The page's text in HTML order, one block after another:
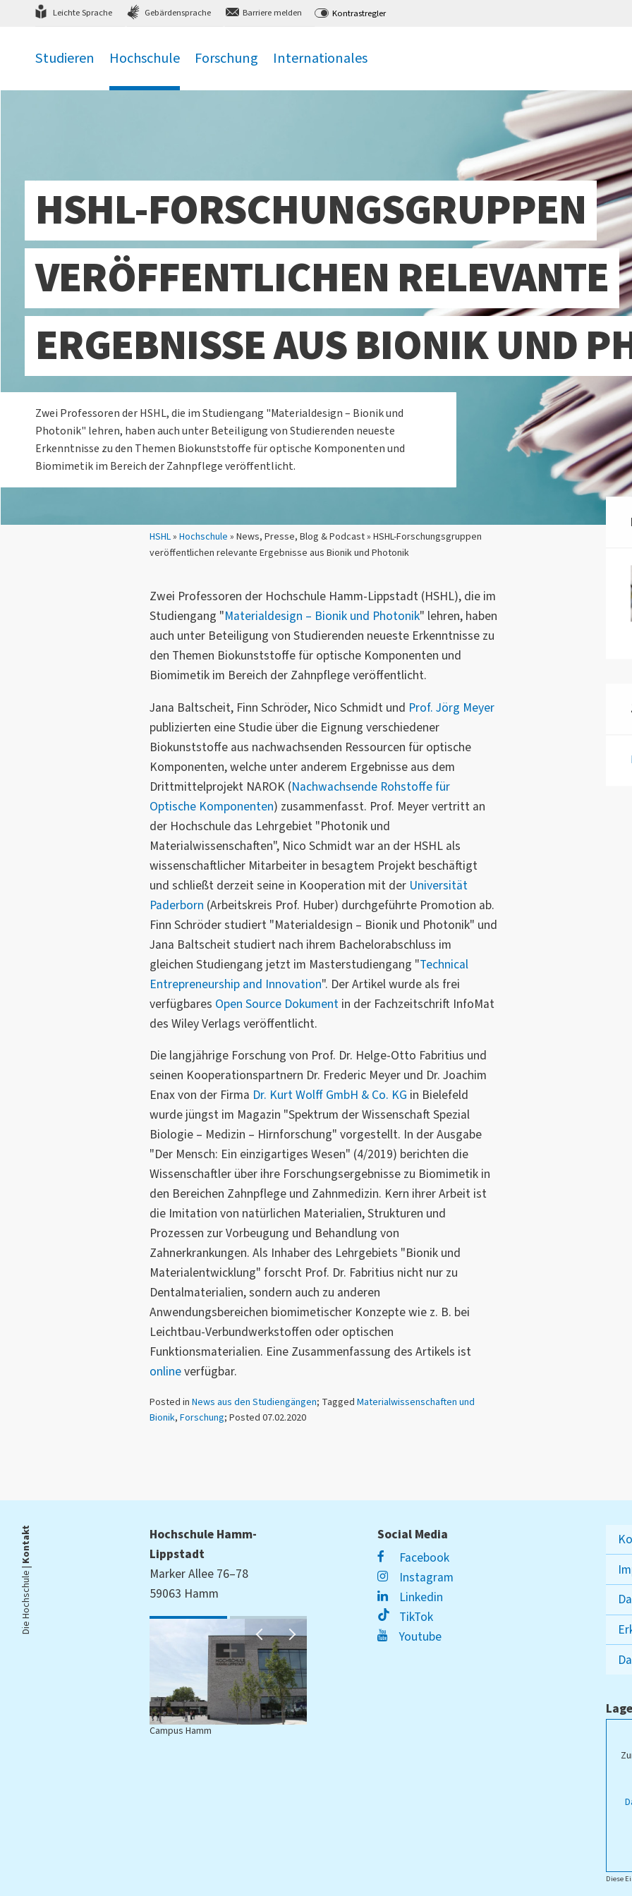
zum Hauptmenü zum Inhalt,
Leichte Sprache Gebärdensprache Barriere melden Kontrastregler
Studieren Hochschule Forschung Internationales
Sie sind hier:
HSHL» Hochschule » News, Presse, Blog & Podcast » HSHL-Forschungsgruppen
veröffentlichen relevante Ergebnisse aus Bionik und Photonik
HSHL-FORSCHUNGSGRUPPEN
VERÖFFENTLICHEN RELEVANTE
ERGEBNISSE AUS BIONIK UND
Zwei Professoren der HSHL, die im Studiengang "Materialdesign – Bionik und
Photonik" lehren, haben auch unter Beteiligung von Studierenden neueste
Erkenntnisse zu den Themen Biokunststoffe für optische Komponenten und
Biomimetik im Bereich der Zahnpflege veröffentlicht.
Zwei Professoren der Hochschule Hamm-Lippstadt (HSHL), die im
Studiengang "Materialdesign – Bionik und Photonik" lehren, haben
auch unter Beteiligung von Studierenden neueste Erkenntnisse zu
den Themen Biokunststoffe für optische Komponenten und
Biomimetik im Bereich der Zahnpflege veröffentlicht.
Jana Baltscheit, Finn Schröder, Nico Schmidt und Prof. Jörg Meyer
publizierten eine Studie über die Eignung verschiedener
Biokunststoffe aus nachwachsenden Ressourcen für optische
Komponenten, welche unter anderem Ergebnisse aus dem
Drittmittelprojekt NAROK (Nachwachsende Rohstoffe für
Optische Komponenten) zusammenfasst. Prof. Meyer vertritt an
der Hochschule das Lehrgebiet "Photonik und
Materialwissenschaften", Nico Schmidt war an der HSHL als
wissenschaftlicher Mitarbeiter in besagtem Projekt beschäftigt
und schließt derzeit seine in Kooperation mit der Universität
Paderborn (Arbeitskreis Prof. Huber) durchgeführte Promotion ab.
Finn Schröder studiert "Materialdesign – Bionik und Photonik" und
Jana Baltscheit studiert nach ihrem Bachelorabschluss im
gleichen Studiengang jetzt im Masterstudiengang "Technical
Entrepreneurship and Innovation". Der Artikel wurde als frei
verfügbares Open Source Dokumentin der Fachzeitschrift InfoMat
des Wiley Verlags veröffentlicht.
Die langjährige Forschung von Prof. Dr. Helge-Otto Fabritius und
seinen Kooperationspartnern Dr. Frederic Meyer und Dr. Joachim
Enax von der Firma Dr. Kurt Wolff GmbH & Co. KG in Bielefeld
wurde jüngst im Magazin "Spektrum der Wissenschaft Spezial
Biologie – Medizin – Hirnforschung" vorgestellt. In der Ausgabe
"Der Mensch: Ein einzigartiges Wesen" (4/2019) berichten die
Wissenschaftler über ihre Forschungsergebnisse zu Biomimetik in
den Bereichen Zahnpflege und Zahnmedizin. Kern ihrer Arbeit ist
die Imitation von natürlichen Materialien, Strukturen und
Prozessen zur Vorbeugung und Behandlung von
Zahnerkrankungen. Als Inhaber des Lehrgebiets "Bionik und
Materialentwicklung" forscht Prof. Dr. Fabritius nicht nur zu
Dentalmaterialien, sondern auch zu anderen
Anwendungsbereichen biomimetischer Konzepte wie z. B. bei
Leichtbau-Verbundwerkstoffen oder optischen
Funktionsmaterialien. Eine Zusammenfassung des Artikels ist
onlineverfügbar.
Posted in News aus den Studiengängen; Tagged Materialwissenschaften und
Bionik, Forschung; Posted 07.02.2020
Die Hochschule |
Kontakt
Hochschule Hamm-
Lippstadt
Marker Allee 76–78
59063 Hamm
Campus Hamm
Social Media
Facebook
Instagram
Linkedin
TikTok
Youtube
Diese